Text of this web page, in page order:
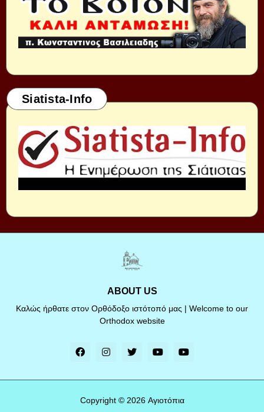
Siatista-Info
ABOUT US
Καλώς ήρθατε στον Ορθόδοξο ιστότοπό μας | Welcome to our
Orthodox website
Copyright © 2026 Αγιοτόπια